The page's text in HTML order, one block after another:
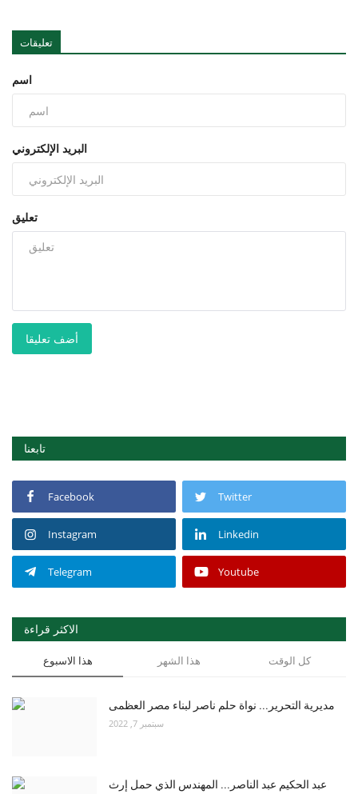
تعليقات
اسم
البريد الإلكتروني
تعليق
أضف تعليقا
تابعنا
Facebook Twitter
Instagram Linkedin
Telegram Youtube
الاكثر قراءة
هذا الاسبوع هذا الشهر كل الوقت
مديرية التحرير... نواة حلم ناصر لبناء مصر العظمى
سبتمبر 7, 2022
عبد الحكيم عبد الناصر... المهندس الذي حمل إرث